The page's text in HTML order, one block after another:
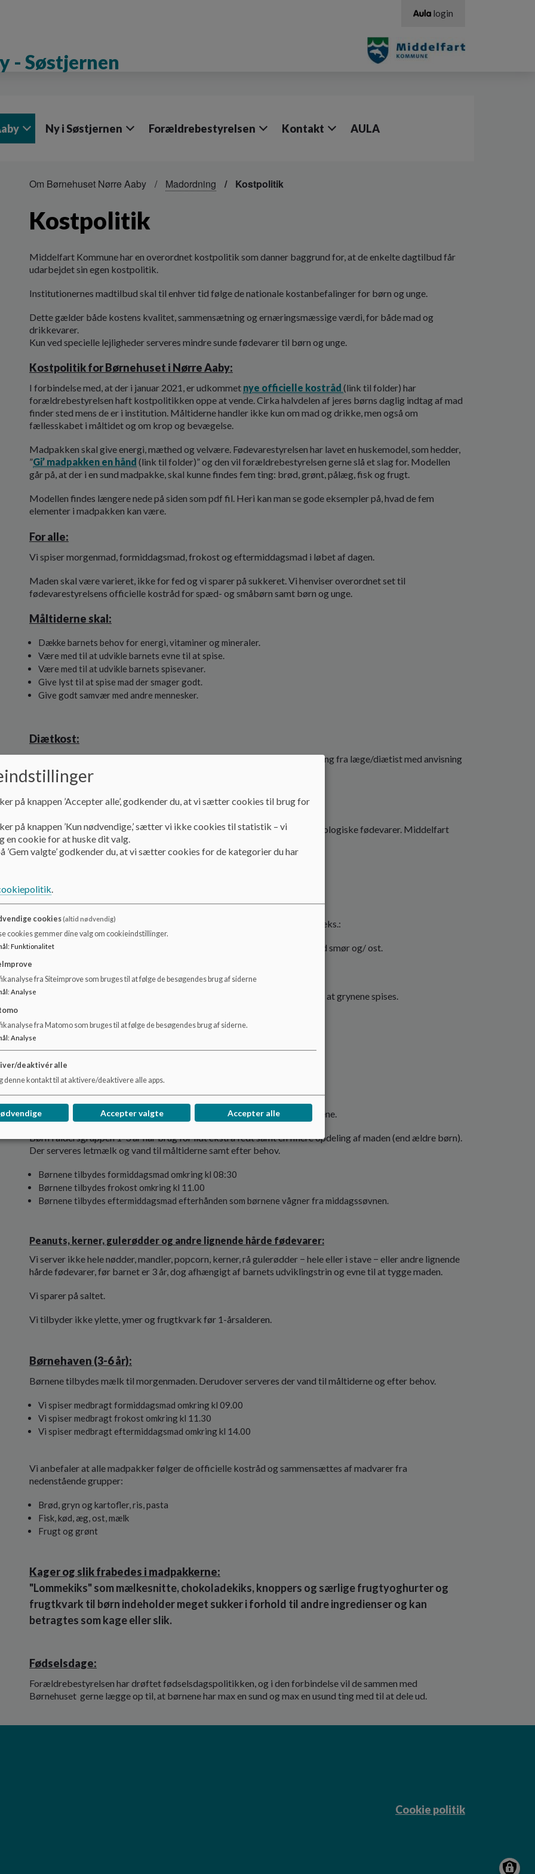
- Søstjernen
login
Ny i Søstjernen Forældrebestyrelsen Kontakt AULA
Om Børnehuset Nørre Aaby Madordning Kostpolitik
Kostpolitik
Middelfart Kommune har en overordnet kostpolitik som danner baggrund for, at de enkelte dagtilbud får
udarbejdet sin egen kostpolitik.
Institutionernes madtilbud skal til enhver tid følge de nationale kostanbefalinger for børn og unge.
Dette gælder både kostens kvalitet, sammensætning og ernæringsmæssige værdi, for både mad og
drikkevarer.
Kun ved specielle lejligheder serveres mindre sunde fødevarer til børn og unge.
Kostpolitik for Børnehuset i Nørre Aaby:
I forbindelse med, at der i januar 2021, er udkommet nye officielle kostråd (link til folder) har
forældrebestyrelsen haft kostpolitikken oppe at vende. Cirka halvdelen af jeres børns daglig indtag af mad
finder sted mens de er i institution. Måltiderne handler ikke kun om mad og drikke, men også om
fællesskabet i måltidet og om krop og bevægelse.
Madpakken skal give energi, mæthed og velvære. Fødevarestyrelsen har lavet en huskemodel, som hedder,
”Gi’ madpakken en hånd (link til folder)” og den vil forældrebestyrelsen gerne slå et slag for. Modellen
går på, at der i en sund madpakke, skal kunne findes fem ting: brød, grønt, pålæg, fisk og frugt.
Modellen findes længere nede på siden som pdf fil. Heri kan man se gode eksempler på, hvad de fem
elementer i madpakken kan være.
For alle:
Vi spiser morgenmad, formiddagsmad, frokost og eftermiddagsmad i løbet af dagen.
Maden skal være varieret, ikke for fed og vi sparer på sukkeret. Vi henviser overordnet set til
fødevarestyrelsens officielle kostråd for spæd- og småbørn samt børn og unge.
Måltiderne skal:
Dække barnets behov for energi, vitaminer og mineraler.
Være med til at udvikle barnets evne til at spise.
Være med til at udvikle barnets spisevaner.
Give lyst til at spise mad der smager godt.
Give godt samvær med andre mennesker.
Diætkost:
Skal være lægeligt begrundet. Institutionen skal have en skriftlig vejledning fra læge/diætist med anvisning
om hvilke hensyn der skal tages i forhold til kosten.
Økologi:
Vi tilbyder økologi når det, nogenlunde, kan matche prisen på de ikke-økologiske fødevarer. Middelfart
Kommunes mål er at have 60 % økologi i 2020.
Morgenmad:
I tidsrummet 06:30 - 07:15 tilbydes børnene morgenmad bestående af f.eks.:
Havregryn/cornflakes/havrefras/rugfras eller groft brød/knækbrød med smør og/ ost.
Lidt (ca. ½ tsk.) sukker på havregrynene kan være en god idé, hvis det gør, at grynene spises.
Sukkeret doseres af en ansat.
Vuggestuen *(1-3 år):
Maden tilpasses børnenes behov og evner og i samarbejde med forældrene.
Børn i aldersgruppen 1-3 år har brug for lidt ekstra fedt samt en finere opdeling af maden (end ældre børn).
Der serveres letmælk og vand til måltiderne samt efter behov.
Børnene tilbydes formiddagsmad omkring kl 08:30
Børnene tilbydes frokost omkring kl 11.00
Børnene tilbydes eftermiddagsmad efterhånden som børnene vågner fra middagssøvnen.
Peanuts, kerner, gulerødder og andre lignende hårde fødevarer:
Vi server ikke hele nødder, mandler, popcorn, kerner, rå gulerødder − hele eller i stave − eller andre lignende
hårde fødevarer, før barnet er 3 år, dog afhængigt af barnets udviklingstrin og evne til at tygge maden.
Vi sparer på saltet.
Vi tilbyder ikke ylette, ymer og frugtkvark før 1-årsalderen.
Børnehaven (3-6 år):
Børnene tilbydes mælk til morgenmaden. Derudover serveres der vand til måltiderne og efter behov.
Vi spiser medbragt formiddagsmad omkring kl 09.00
Vi spiser medbragt frokost omkring kl 11.30
Vi spiser medbragt eftermiddagsmad omkring kl 14.00
Vi anbefaler at alle madpakker følger de officielle kostråd og sammensættes af madvarer fra
nedenstående grupper:
Brød, gryn og kartofler, ris, pasta
Fisk, kød, æg, ost, mælk
Frugt og grønt
Kager og slik frabedes i madpakkerne:
"Lommekiks" som mælkesnitte, chokoladekiks, knoppers og særlige frugtyoghurter og
frugtkvark til børn indeholder meget sukker i forhold til andre ingredienser og kan
betragtes som kage eller slik.
Fødselsdage:
Forældrebestyrelsen har drøftet fødselsdagspolitikken, og i den forbindelse vil de sammen med
Børnehuset gerne lægge op til, at børnene har max en sund og max en usund ting med til at dele ud.
Cookie politik
på knappen ’Accepter alle’, godkender du, at vi sætter cookies til brug for
på knappen ’Kun nødvendige,’ sætter vi ikke cookies til statistik – vi
en cookie for at huske dit valg.
’Gem valgte’ godkender du, at vi sætter cookies for de kategorier du har
.
cookies(altid nødvendig)
cookies gemmer dine valg om cookieindstillinger.
: Funktionalitet
fra Siteimprove som bruges til at følge de besøgendes brug af siderne
: Analyse
fra Matomo som bruges til at følge de besøgendes brug af siderne.
: Analyse
deaktivér alle
denne kontakt til at aktivere/deaktivere alle apps.
Accepter valgte Accepter alle